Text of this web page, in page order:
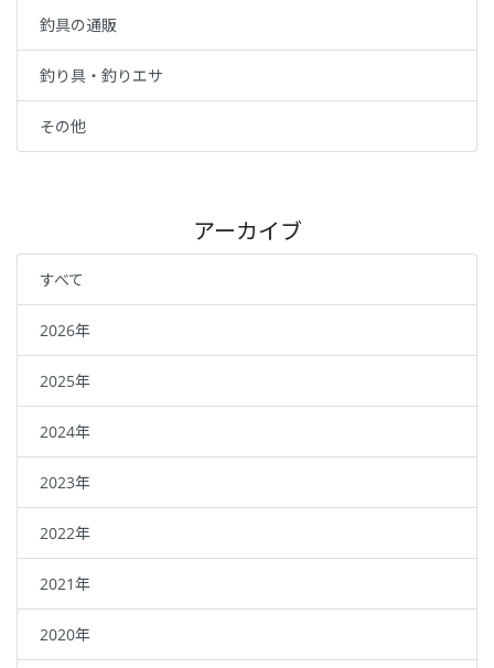
釣具の通販
釣り具・釣りエサ
その他
アーカイブ
すべて
2026年
2025年
2024年
2023年
2022年
2021年
2020年